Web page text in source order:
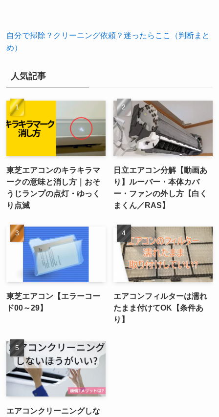
自分で掃除？クリーニング依頼？迷ったらここ（判断まと
め）
人気記事
東芝エアコンのキラキラマ
ークの意味と消し方｜おそ
うじランプの点灯・ゆっく
り点滅
日立エアコン分解【動画あ
り】ルーバー・本体カバ
ー・ファンの外し方【白く
まくん／RAS】
東芝エアコン【エラーコー
ド00～29】
エアコンフィルターは濡れ
たまま付けてOK【条件あ
り】
エアコンクリーニングしな